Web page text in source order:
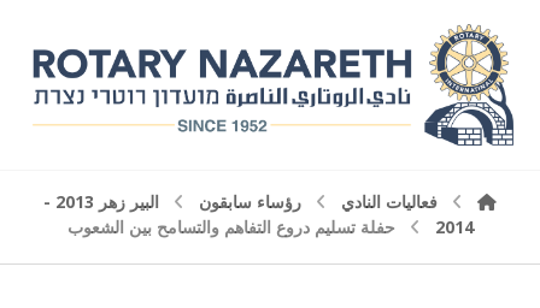
فعاليات النادي رؤساء سابقون
البير زهر 2013 -
2014
حفلة تسليم دروع التفاهم والتسامح بين الشعوب